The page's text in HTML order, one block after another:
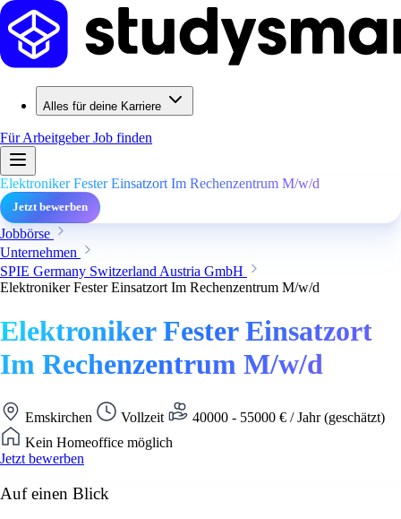
Alles für deine Karriere
Für ArbeitgeberJob finden
Elektroniker Fester Einsatzort Im Rechenzentrum M/w/d
Jetzt bewerben
Jobbörse
Unternehmen
SPIE Germany Switzerland Austria GmbH
Elektroniker Fester Einsatzort Im Rechenzentrum M/w/d
Elektroniker Fester Einsatzort
Im Rechenzentrum M/w/d
Emskirchen Vollzeit
40000 - 55000 € / Jahr (geschätzt)
Kein Homeoffice möglich
Jetzt bewerben
Auf einen Blick